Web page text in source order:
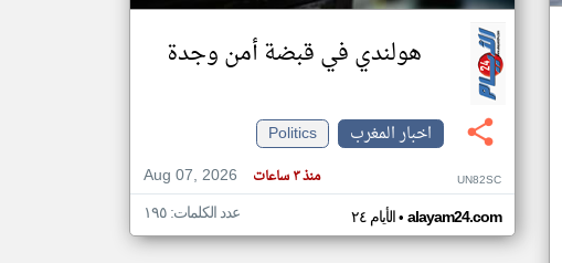
اخبار المغرب على مدار الساعة
أهم اخبار المغرب العاجلة والمباشرة
هولندي في قبضة أمن وجدة
اخبار المغرب
Politics
Aug 07, 2026
منذ ٣ ساعات UN82SC
الأيام ٢٤• alayam24.com عدد الكلمات: ١٩٥